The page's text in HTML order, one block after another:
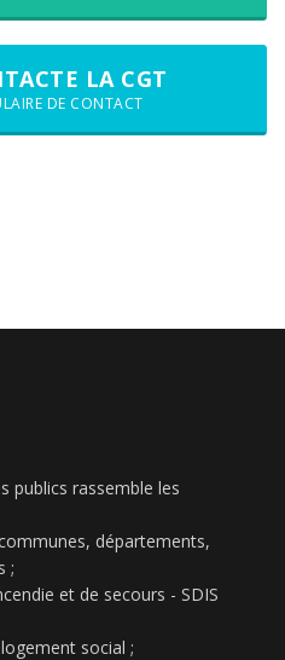
LA CGT
DE CONTACT
publics rassemble les
départements,
;
et de secours - SDIS
social ;